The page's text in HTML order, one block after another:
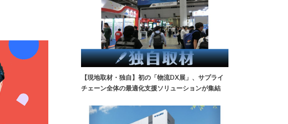
【現地取材・独自】初の「物流DX展」、サプライ
チェーン全体の最適化支援ソリューションが集結